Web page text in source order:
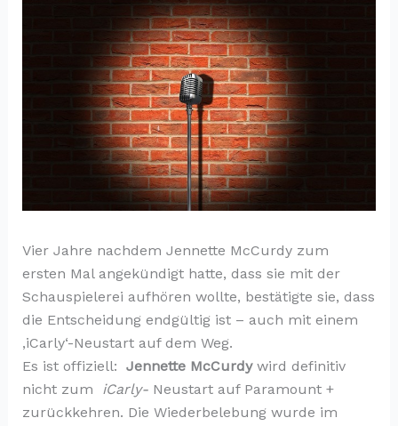
Vier Jahre nachdem Jennette McCurdy zum
ersten Mal angekündigt hatte, dass sie mit der
Schauspielerei aufhören wollte, bestätigte sie, dass
die Entscheidung endgültig ist – auch mit einem
‚iCarly‘-Neustart auf dem Weg.
Es ist offiziell: Jennette McCurdywird definitiv
nicht zum iCarly-Neustart auf Paramount +
zurückkehren. Die Wiederbelebung wurde im